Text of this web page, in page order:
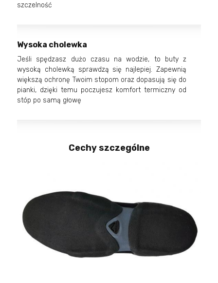
szczelność
Wysoka cholewka
Jeśli spędzasz dużo czasu na wodzie, to buty z
wysoką cholewką sprawdzą się najlepiej. Zapewnią
większą ochronę Twoim stopom oraz dopasują się do
pianki, dzięki temu poczujesz komfort termiczny od
stóp po samą głowę
Cechy szczególne